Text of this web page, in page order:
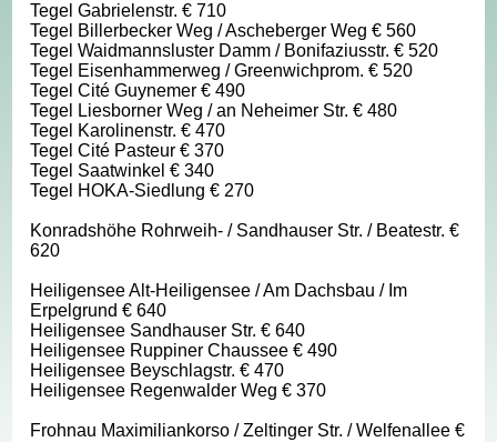
Tegel Gabrielenstr. € 710
Tegel Billerbecker Weg / Ascheberger Weg € 560
Tegel Waidmannsluster Damm / Bonifaziusstr. € 520
Tegel Eisenhammerweg / Greenwichprom. € 520
Tegel Cité Guynemer € 490
Tegel Liesborner Weg / an Neheimer Str. € 480
Tegel Karolinenstr. € 470
Tegel Cité Pasteur € 370
Tegel Saatwinkel € 340
Tegel HOKA-Siedlung € 270
Konradshöhe Rohrweih- / Sandhauser Str. / Beatestr. €
620
Heiligensee Alt-Heiligensee / Am Dachsbau / Im
Erpelgrund € 640
Heiligensee Sandhauser Str. € 640
Heiligensee Ruppiner Chaussee € 490
Heiligensee Beyschlagstr. € 470
Heiligensee Regenwalder Weg € 370
Frohnau Maximiliankorso / Zeltinger Str. / Welfenallee €